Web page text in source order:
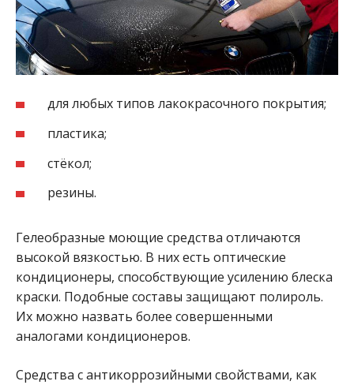
для любых типов лакокрасочного покрытия;
пластика;
стёкол;
резины.
Гелеобразные моющие средства отличаются
высокой вязкостью. В них есть оптические
кондиционеры, способствующие усилению блеска
краски. Подобные составы защищают полироль.
Их можно назвать более совершенными
аналогами кондиционеров.
Средства с антикоррозийными свойствами, как